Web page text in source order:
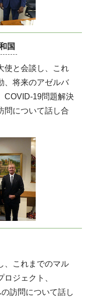
国
使と会談し、これ
、将来のアゼルバ
COVID-19問題解決
問について話し合
、これまでのマル
ジェクト、
訪問について話し